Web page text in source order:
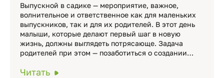
Выпускной в садике — мероприятие, важное,
волнительное и ответственное как для маленьких
выпускников, так и для их родителей. В этот день
малыши, которые делают первый шаг в новую
жизнь, должны выглядеть потрясающе. Задача
родителей при этом — позаботиться о создании…
Читать